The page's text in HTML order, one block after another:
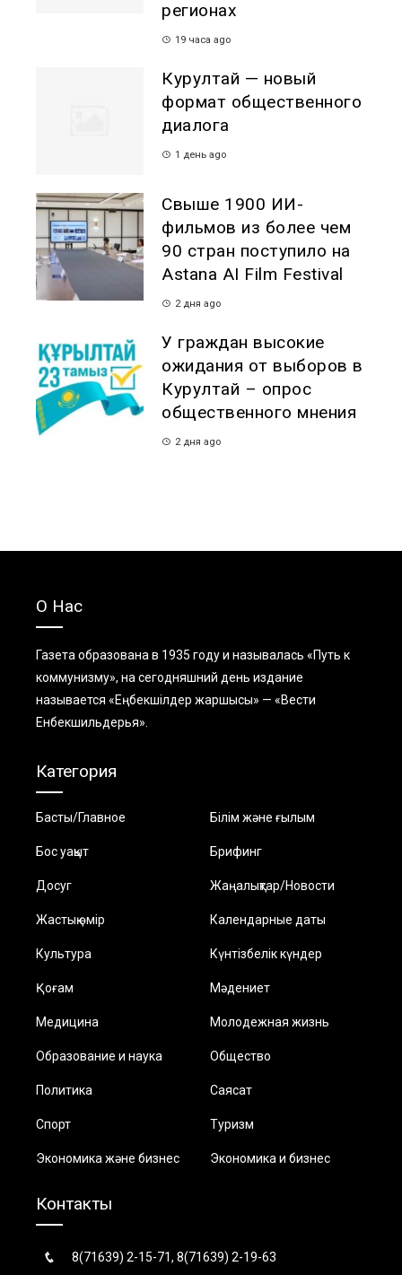
регионах
19 часа ago
Курултай — новый
формат общественного
диалога
1 день ago
Свыше 1900 ИИ-
фильмов из более чем
90 стран поступило на
Astana AI Film Festival
2 дня ago
У граждан высокие
ожидания от выборов в
Курултай – опрос
общественного мнения
2 дня ago
О Нас
Газета образована в 1935 году и называлась «Путь к
коммунизму», на сегодняшний день издание
называется «Еңбекшiлдер жаршысы» — «Вести
Енбекшильдерья».
Категория
Басты/Главное Білім және ғылым
Бос уақыт Брифинг
Досуг Жаңалықтар/Новости
Жастық өмір Календарные даты
Культура Күнтізбелік күндер
Қоғам Мәдениет
Медицина Молодежная жизнь
Образование и наука Общество
Политика Саясат
Спорт Туризм
Экономика және бизнес Экономика и бизнес
Контакты
8(71639) 2-15-71, 8(71639) 2-19-63